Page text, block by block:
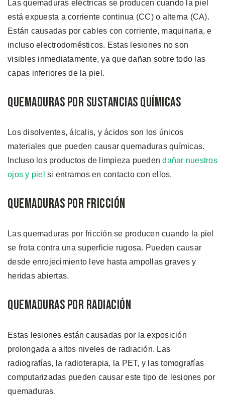
Las quemaduras eléctricas se producen cuando la piel
está expuesta a corriente continua (CC) o alterna (CA).
Están causadas por cables con corriente, maquinaria, e
incluso electrodomésticos. Estas lesiones no son
visibles inmediatamente, ya que dañan sobre todo las
capas inferiores de la piel.
Quemaduras por Sustancias Químicas
Los disolventes, álcalis, y ácidos son los únicos
materiales que pueden causar quemaduras químicas.
Incluso los productos de limpieza puedendañar nuestros
ojos y piel si entramos en contacto con ellos.
Quemaduras por Fricción
Las quemaduras por fricción se producen cuando la piel
se frota contra una superficie rugosa. Pueden causar
desde enrojecimiento leve hasta ampollas graves y
heridas abiertas.
Quemaduras por Radiación
Estas lesiones están causadas por la exposición
prolongada a altos niveles de radiación. Las
radiografías, la radioterapia, la PET, y las tomografías
computarizadas pueden causar este tipo de lesiones por
quemaduras.